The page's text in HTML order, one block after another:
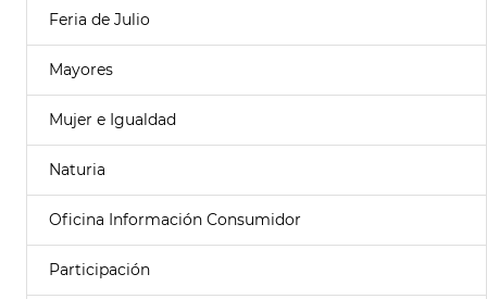
Feria de Julio
Mayores
Mujer e Igualdad
Naturia
Oficina Información Consumidor
Participación